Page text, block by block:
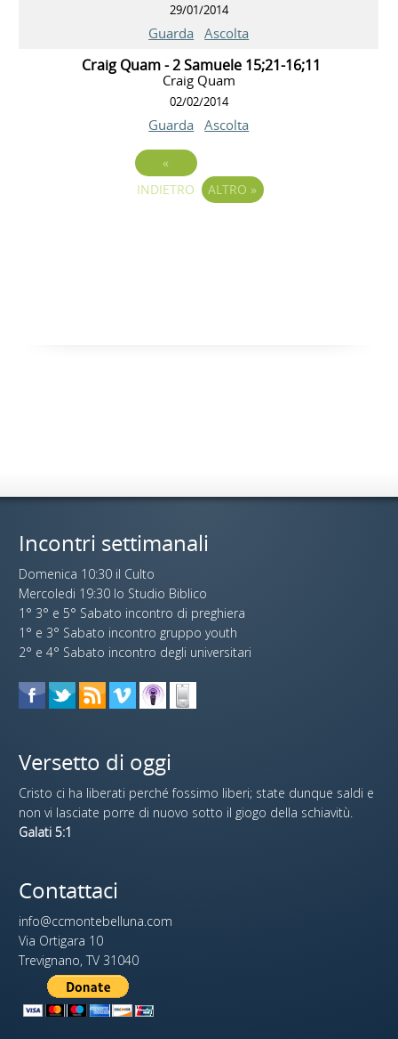
29/01/2014
Guarda Ascolta
Craig Quam - 2 Samuele 15;21-16;11
Craig Quam
02/02/2014
Guarda Ascolta
«
INDIETRO
ALTRO »
Incontri settimanali
Domenica 10:30 il Culto
Mercoledi 19:30 lo Studio Biblico
1° 3° e 5° Sabato incontro di preghiera
1° e 3° Sabato incontro gruppo youth
2° e 4° Sabato incontro degli universitari
Versetto di oggi
Cristo ci ha liberati perché fossimo liberi; state dunque saldi e
non vi lasciate porre di nuovo sotto il giogo della schiavitù.
Galati 5:1
Contattaci
info@ccmontebelluna.com
Via Ortigara 10
Trevignano, TV 31040